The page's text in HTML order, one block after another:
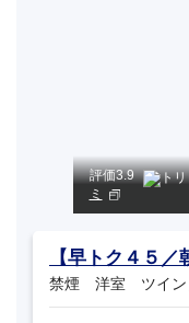
評価3.9
ミ
【早トク４５
禁煙 洋室 ツイン